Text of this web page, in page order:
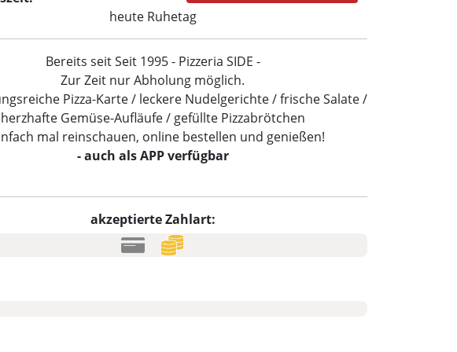
heute Ruhetag
Bereits seit Seit 1995 - Pizzeria SIDE -
Zur Zeit nur Abholung möglich.
Pizza-Karte / leckere Nudelgerichte / frische Salate /
herzhafte Gemüse-Aufläufe / gefüllte Pizzabrötchen
mal reinschauen, online bestellen und genießen!
- auch als APP verfügbar
akzeptierte Zahlart: